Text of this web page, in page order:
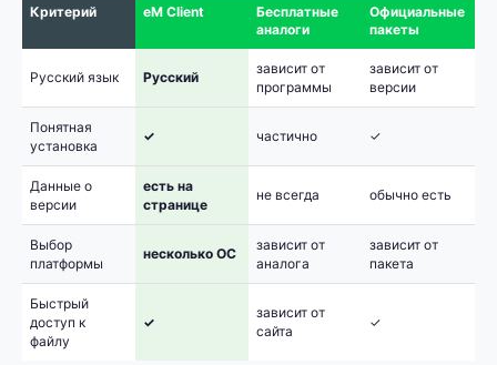
Критерий eM Client
Бесплатные
аналоги
Официальные
пакеты
Русский язык Русский
зависит от
программы
зависит от
версии
Понятная
установка
✓ частично ✓
Данные о
версии
есть на
странице
не всегда обычно есть
Выбор
платформы
несколько ОС
зависит от
аналога
зависит от
пакета
Быстрый
доступ к
файлу
✓
зависит от
сайта
✓